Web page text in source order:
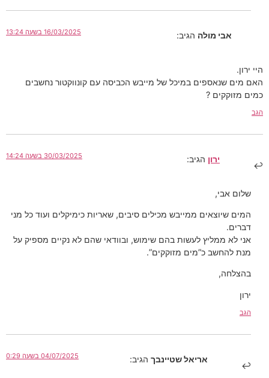
אבי מולה הגיב: 16/03/2025 בשעה 13:24
היי ירון.
האם מים שנאספים במיכל של מייבש הכביסה עם קונווקטור נחשבים
כמים מזוקקים ?
הגב
ירון הגיב: 30/03/2025 בשעה 14:24
שלום אבי,
המים שיוצאים ממייבש מכילים סיבים, שאריות כימיקלים ועוד כל מני
דברים.
אני לא ממליץ לעשות בהם שימוש, ובוודאי שהם לא נקיים מספיק על
מנת להחשב כ”מים מזוקקים”.
בהצלחה,
ירון
הגב
אריאל שטיינבך הגיב: 04/07/2025 בשעה 0:29